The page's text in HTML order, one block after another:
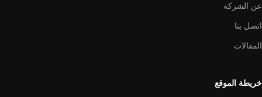
عن الشركة
اتصل بنا
المقالات
خريطة الموقع